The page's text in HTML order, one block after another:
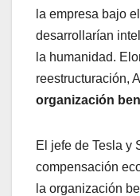
la empresa bajo
desarrollarían
la humanidad.
reestructuración,
organización
El jefe de Tesla y
compensación
la organización